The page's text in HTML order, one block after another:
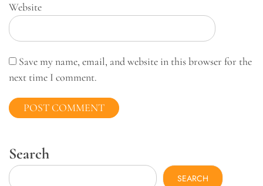
Website
Save my name, email, and website in this browser for the
next time I comment.
Search
SEARCH